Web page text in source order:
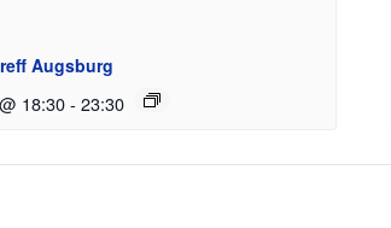
Augsburg
18:30 - 23:30